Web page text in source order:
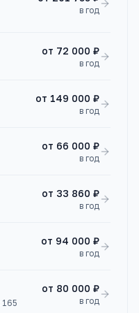
в год
от 72 000 ₽
в год
от 149 000 ₽
в год
от 66 000 ₽
в год
от 33 860 ₽
в год
от 94 000 ₽
в год
165
от 80 000 ₽
в год